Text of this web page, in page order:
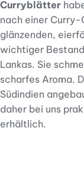
Curryblätter
nach einer Curry-
glänzenden,
wichtiger
Lankas. Sie
scharfes Aroma.
Südindien
daher bei uns
erhältlich.